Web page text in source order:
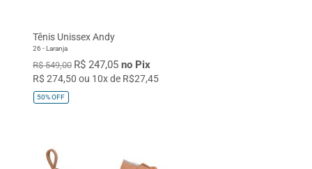
Tênis Unissex Andy
26 - Laranja
R$ 549,00 R$ 247,05 no Pix
R$ 274,50 ou 10x de R$27,45
50%OFF